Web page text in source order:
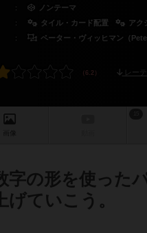
：
ノンテーマ
： タイル・カード配置 アク
： ペーター・ヴィッヒマン（
レーテ
画像
字の形を使った
上げていこう。